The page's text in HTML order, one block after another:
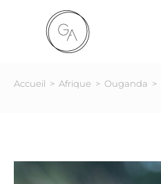
Accueil > Afrique > Ouganda >